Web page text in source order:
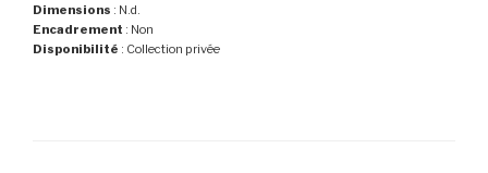
Dimensions : N.d.
Encadrement : Non
Disponibilité : Collection privée